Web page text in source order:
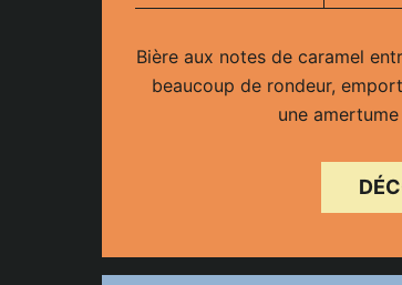
Bière aux notes de caramel
beaucoup de rondeur,
une